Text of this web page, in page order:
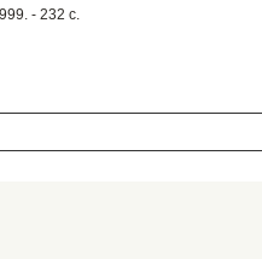
- 232 с.